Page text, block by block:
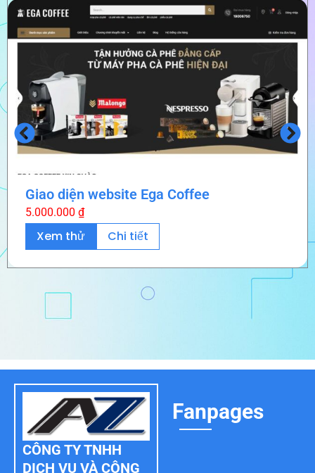
Giao diện website Ega Coffee
5.000.000 ₫
Xem thử Chi tiết
CÔNG TY TNHH
DỊCH VỤ VÀ CÔNG
Fanpages